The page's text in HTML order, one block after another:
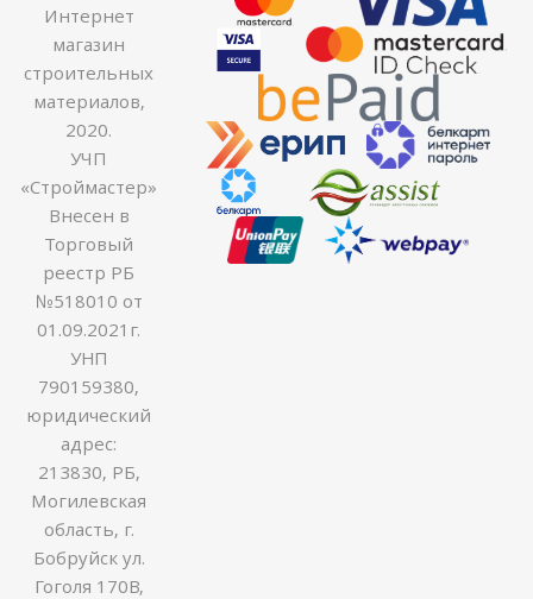
Интернет
магазин
строительных
материалов,
2020.
УЧП
«Строймастер»
Внесен в
Торговый
реестр РБ
№518010 от
01.09.2021г.
УНП
790159380,
юридический
адрес:
213830, РБ,
Могилевская
область, г.
Бобруйск ул.
Гоголя 170В,